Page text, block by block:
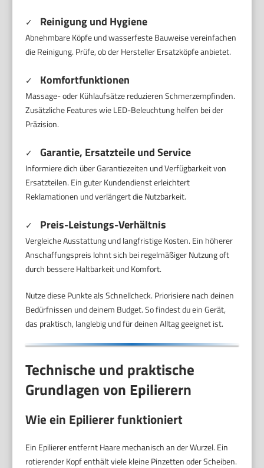
✓ Reinigung und Hygiene
Abnehmbare Köpfe und wasserfeste Bauweise vereinfachen
die Reinigung. Prüfe, ob der Hersteller Ersatzköpfe anbietet.
✓ Komfortfunktionen
Massage- oder Kühlaufsätze reduzieren Schmerzempfinden.
Zusätzliche Features wie LED-Beleuchtung helfen bei der
Präzision.
✓ Garantie, Ersatzteile und Service
Informiere dich über Garantiezeiten und Verfügbarkeit von
Ersatzteilen. Ein guter Kundendienst erleichtert
Reklamationen und verlängert die Nutzbarkeit.
✓ Preis-Leistungs-Verhältnis
Vergleiche Ausstattung und langfristige Kosten. Ein höherer
Anschaffungspreis lohnt sich bei regelmäßiger Nutzung oft
durch bessere Haltbarkeit und Komfort.
Nutze diese Punkte als Schnellcheck. Priorisiere nach deinen
Bedürfnissen und deinem Budget. So findest du ein Gerät,
das praktisch, langlebig und für deinen Alltag geeignet ist.
Technische und praktische
Grundlagen von Epilierern
Wie ein Epilierer funktioniert
Ein Epilierer entfernt Haare mechanisch an der Wurzel. Ein
rotierender Kopf enthält viele kleine Pinzetten oder Scheiben.